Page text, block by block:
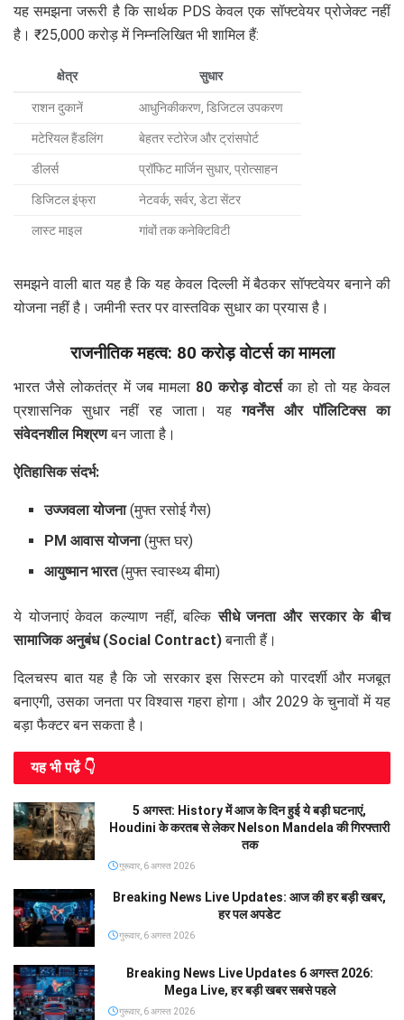
यह समझना जरूरी है कि सार्थक PDS केवल एक सॉफ्टवेयर प्रोजेक्ट नहीं
है। ₹25,000 करोड़ में निम्नलिखित भी शामिल हैं:
क्षेत्र सुधार
राशन दुकानें आधुनिकीकरण, डिजिटल उपकरण
मटेरियल हैंडलिंग बेहतर स्टोरेज और ट्रांसपोर्ट
डीलर्स प्रॉफिट मार्जिन सुधार, प्रोत्साहन
डिजिटल इंफ्रा नेटवर्क, सर्वर, डेटा सेंटर
लास्ट माइल गांवों तक कनेक्टिविटी
समझने वाली बात यह है कि यह केवल दिल्ली में बैठकर सॉफ्टवेयर बनाने की
योजना नहीं है। जमीनी स्तर पर वास्तविक सुधार का प्रयास है।
राजनीतिक महत्व: 80 करोड़ वोटर्स का मामला
भारत जैसे लोकतंत्र में जब मामला 80 करोड़ वोटर्सका हो तो यह केवल
प्रशासनिक सुधार नहीं रह जाता। यहगवर्नेंस और पॉलिटिक्स का
संवेदनशील मिश्रणबन जाता है।
ऐतिहासिक संदर्भ:
उज्जवला योजना(मुफ्त रसोई गैस)
PM आवास योजना(मुफ्त घर)
आयुष्मान भारत(मुफ्त स्वास्थ्य बीमा)
ये योजनाएं केवल कल्याण नहीं, बल्किसीधे जनता और सरकार के बीच
सामाजिक अनुबंध (Social Contract)बनाती हैं।
दिलचस्प बात यह है कि जो सरकार इस सिस्टम को पारदर्शी और मजबूत
बनाएगी, उसका जनता पर विश्वास गहरा होगा। और 2029 के चुनावों में यह
बड़ा फैक्टर बन सकता है।
यह भी पढे़ं 👇
5 अगस्त: History में आज के दिन हुई ये बड़ी घटनाएं,
Houdini के करतब से लेकर Nelson Mandela की गिरफ्तारी
तक
गुरूवार, 6 अगस्त 2026
Breaking News Live Updates: आज की हर बड़ी खबर,
हर पल अपडेट
गुरूवार, 6 अगस्त 2026
Breaking News Live Updates 6 अगस्त 2026:
Mega Live, हर बड़ी खबर सबसे पहले
गुरूवार, 6 अगस्त 2026